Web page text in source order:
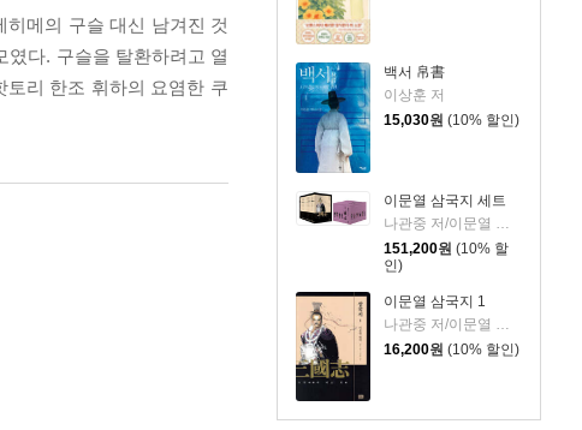
백서 帛書
이상훈 저
15,030원 (10% 할인)
이문열 삼국지 세트
나관중 저/이문열 평역/정문 그림
151,200원 (10% 할
인)
이문열 삼국지 1
나관중 저/이문열 평역/정문 그림
16,200원 (10% 할인)
히메의 구슬 대신 남겨진 것
였다. 구슬을 탈환하려고 열
리 한조 휘하의 요염한 쿠